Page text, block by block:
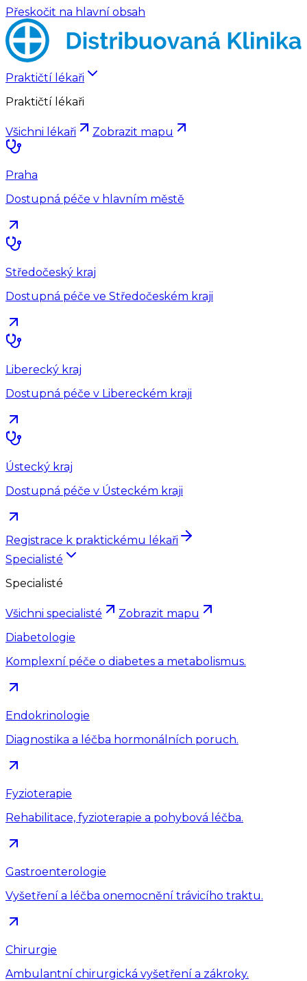
Přeskočit na hlavní obsah
Praktičtí lékaři
Praktičtí lékaři
Všichni lékaři Zobrazit mapu
Praha
Dostupná péče v hlavním městě
Středočeský kraj
Dostupná péče ve Středočeském kraji
Liberecký kraj
Dostupná péče v Libereckém kraji
Ústecký kraj
Dostupná péče v Ústeckém kraji
Registrace k praktickému lékaři
Specialisté
Specialisté
Všichni specialisté
Zobrazit mapu
Diabetologie
Komplexní péče o diabetes a metabolismus.
Endokrinologie
Diagnostika a léčba hormonálních poruch.
Fyzioterapie
Rehabilitace, fyzioterapie a pohybová léčba.
Gastroenterologie
Vyšetření a léčba onemocnění trávicího traktu.
Chirurgie
Ambulantní chirurgická vyšetření a zákroky.